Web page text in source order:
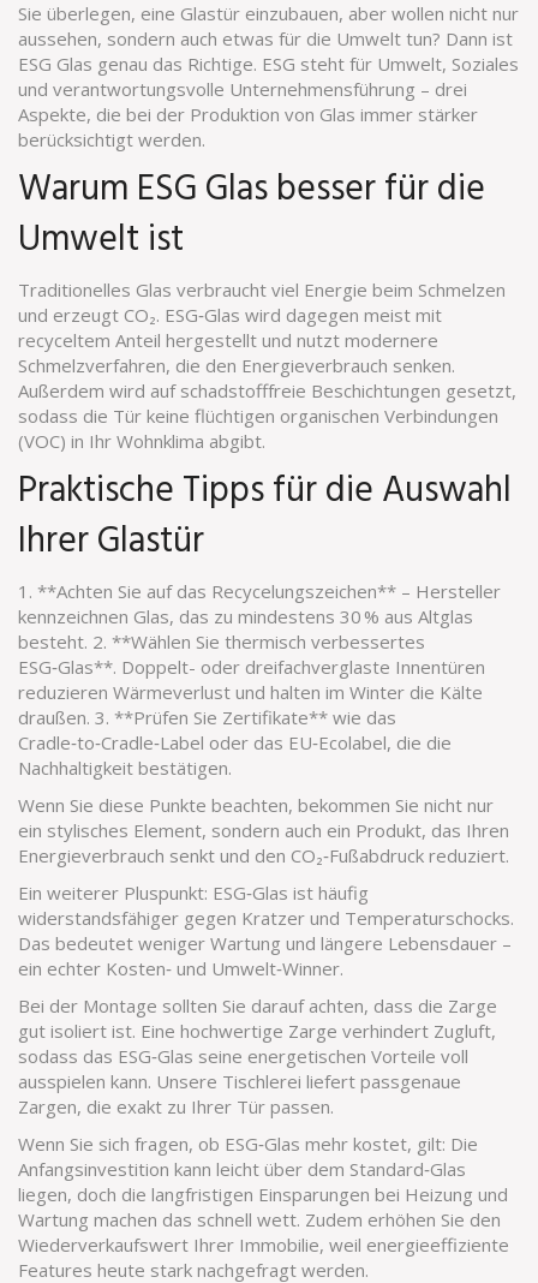
Sie überlegen, eine Glastür einzubauen, aber wollen nicht nur
aussehen, sondern auch etwas für die Umwelt tun? Dann ist
ESG Glas genau das Richtige. ESG steht für Umwelt, Soziales
und verantwortungsvolle Unternehmensführung – drei
Aspekte, die bei der Produktion von Glas immer stärker
berücksichtigt werden.
Warum ESG Glas besser für die
Umwelt ist
Traditionelles Glas verbraucht viel Energie beim Schmelzen
und erzeugt CO₂. ESG‑Glas wird dagegen meist mit
recyceltem Anteil hergestellt und nutzt modernere
Schmelzverfahren, die den Energieverbrauch senken.
Außerdem wird auf schadstofffreie Beschichtungen gesetzt,
sodass die Tür keine flüchtigen organischen Verbindungen
(VOC) in Ihr Wohnklima abgibt.
Praktische Tipps für die Auswahl
Ihrer Glastür
1. **Achten Sie auf das Recycelungszeichen** – Hersteller
kennzeichnen Glas, das zu mindestens 30 % aus Altglas
besteht. 2. **Wählen Sie thermisch verbessertes
ESG‑Glas**. Doppelt- oder dreifachverglaste Innen­türen
reduzieren Wärmeverlust und halten im Winter die Kälte
draußen. 3. **Prüfen Sie Zertifikate** wie das
Cradle‑to‑Cradle‑Label oder das EU‑Ecolabel, die die
Nachhaltigkeit bestätigen.
Wenn Sie diese Punkte beachten, bekommen Sie nicht nur
ein stylisches Element, sondern auch ein Produkt, das Ihren
Energieverbrauch senkt und den CO₂‑Fußabdruck reduziert.
Ein weiterer Pluspunkt: ESG‑Glas ist häufig
widerstandsfähiger gegen Kratzer und Temperaturschocks.
Das bedeutet weniger Wartung und längere Lebensdauer –
ein echter Kosten‑ und Umwelt‑Winner.
Bei der Montage sollten Sie darauf achten, dass die Zarge
gut isoliert ist. Eine hochwertige Zarge verhindert Zugluft,
sodass das ESG‑Glas seine energetischen Vorteile voll
ausspielen kann. Unsere Tischlerei liefert passgenaue
Zargen, die exakt zu Ihrer Tür passen.
Wenn Sie sich fragen, ob ESG‑Glas mehr kostet, gilt: Die
Anfangsinvestition kann leicht über dem Standard‑Glas
liegen, doch die langfristigen Einsparungen bei Heizung und
Wartung machen das schnell wett. Zudem erhöhen Sie den
Wiederverkaufswert Ihrer Immobilie, weil energieeffiziente
Features heute stark nachgefragt werden.